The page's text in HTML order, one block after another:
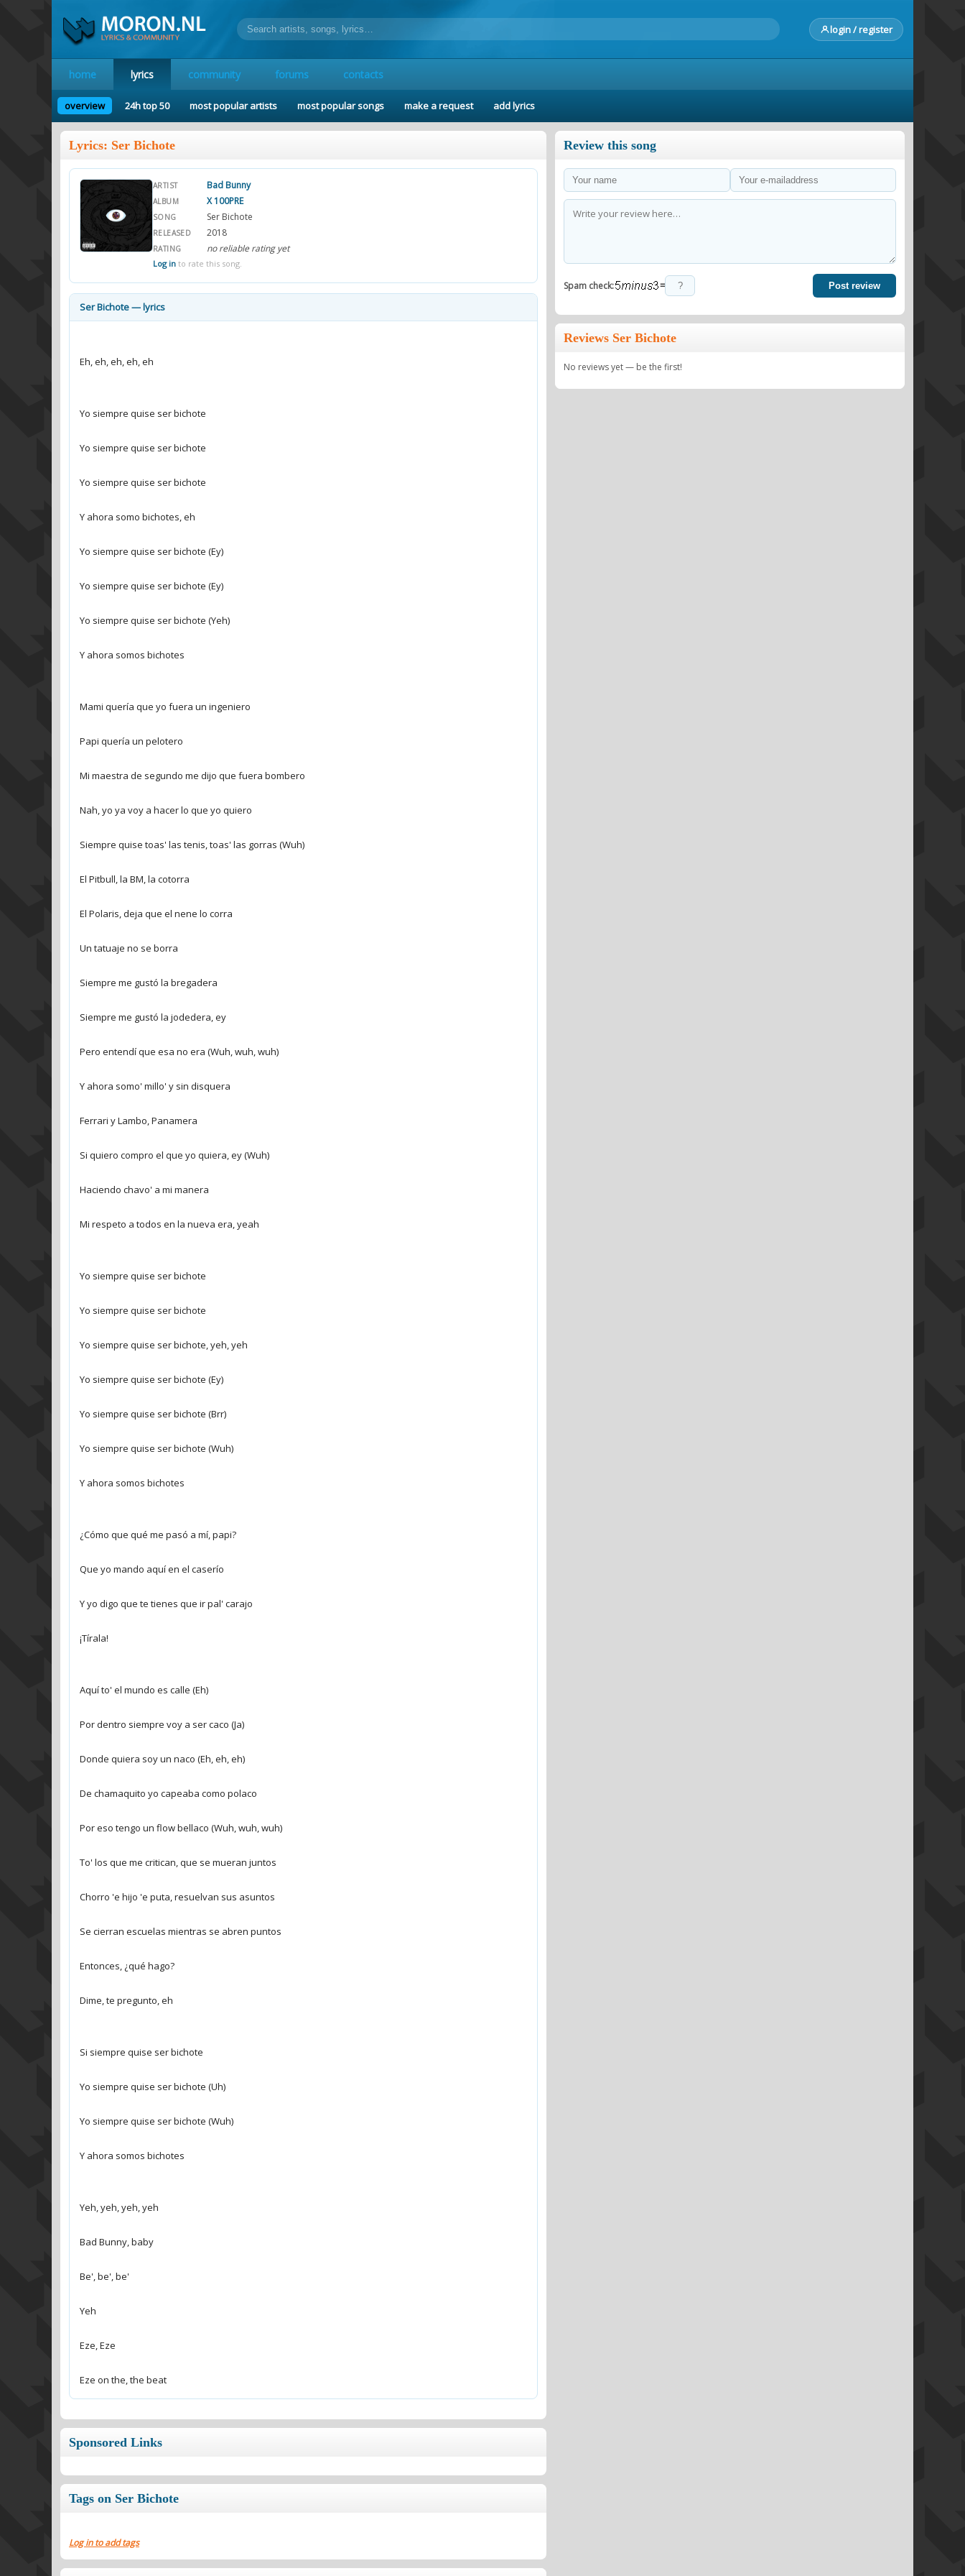
login / register
home lyrics community forums contacts
overview 24h top 50 most popular artists most popular songs make a request add lyrics
Lyrics: Ser Bichote
ARTIST Bad Bunny
ALBUM X 100PRE
SONG Ser Bichote
RELEASED 2018
RATING no reliable rating yet
Log in to rate this song.
Ser Bichote — lyrics
Eh, eh, eh, eh, eh
Yo siempre quise ser bichote
Yo siempre quise ser bichote
Yo siempre quise ser bichote
Y ahora somo bichotes, eh
Yo siempre quise ser bichote (Ey)
Yo siempre quise ser bichote (Ey)
Yo siempre quise ser bichote (Yeh)
Y ahora somos bichotes
Mami quería que yo fuera un ingeniero
Papi quería un pelotero
Mi maestra de segundo me dijo que fuera bombero
Nah, yo ya voy a hacer lo que yo quiero
Siempre quise toas' las tenis, toas' las gorras (Wuh)
El Pitbull, la BM, la cotorra
El Polaris, deja que el nene lo corra
Un tatuaje no se borra
Siempre me gustó la bregadera
Siempre me gustó la jodedera, ey
Pero entendí que esa no era (Wuh, wuh, wuh)
Y ahora somo' millo' y sin disquera
Ferrari y Lambo, Panamera
Si quiero compro el que yo quiera, ey (Wuh)
Haciendo chavo' a mi manera
Mi respeto a todos en la nueva era, yeah
Yo siempre quise ser bichote
Yo siempre quise ser bichote
Yo siempre quise ser bichote, yeh, yeh
Yo siempre quise ser bichote (Ey)
Yo siempre quise ser bichote (Brr)
Yo siempre quise ser bichote (Wuh)
Y ahora somos bichotes
¿Cómo que qué me pasó a mí, papi?
Que yo mando aquí en el caserío
Y yo digo que te tienes que ir pal' carajo
¡Tírala!
Aquí to' el mundo es calle (Eh)
Por dentro siempre voy a ser caco (Ja)
Donde quiera soy un naco (Eh, eh, eh)
De chamaquito yo capeaba como polaco
Por eso tengo un flow bellaco (Wuh, wuh, wuh)
To' los que me critican, que se mueran juntos
Chorro 'e hijo 'e puta, resuelvan sus asuntos
Se cierran escuelas mientras se abren puntos
Entonces, ¿qué hago?
Dime, te pregunto, eh
Si siempre quise ser bichote
Yo siempre quise ser bichote (Uh)
Yo siempre quise ser bichote (Wuh)
Y ahora somos bichotes
Yeh, yeh, yeh, yeh
Bad Bunny, baby
Be', be', be'
Yeh
Eze, Eze
Eze on the, the beat
Sponsored Links
Tags on Ser Bichote
Log in to add tags
Review this song
Spam check: = Post review
Reviews Ser Bichote
No reviews yet — be the first!